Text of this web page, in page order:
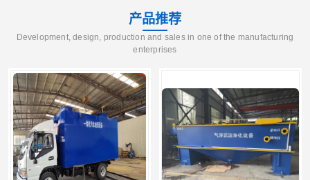
产品推荐
Development, design, production and sales in one of the manufacturing
enterprises